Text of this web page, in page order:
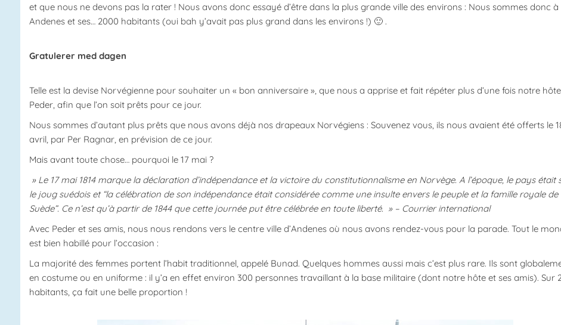
et que nous ne devons pas la rater ! Nous avons donc essayé d’être dans la plus grande ville des environs : Nous sommes donc à
Andenes et ses… 2000 habitants (oui bah y’avait pas plus grand dans les environs !) 🙂 .
Gratulerer med dagen
Telle est la devise Norvégienne pour souhaiter un « bon anniversaire », que nous a apprise et fait répéter plus d’une fois notre hôte,
Peder, afin que l’on soit prêts pour ce jour.
Nous sommes d’autant plus prêts que nous avons déjà nos drapeaux Norvégiens : Souvenez vous, ils nous avaient été offerts le
avril, par Per Ragnar, en prévision de ce jour.
Mais avant toute chose… pourquoi le 17 mai ?
» Le 17 mai 1814 marque la déclaration d’indépendance et la victoire du constitutionnalisme en Norvège. A l’époque, le pays était
le joug suédois et “la célébration de son indépendance était considérée comme une insulte envers le peuple et la famille royale de
Suède”. Ce n’est qu’à partir de 1844 que cette journée put être célébrée en toute liberté. » – Courrier international
Avec Peder et ses amis, nous nous rendons vers le centre ville d’Andenes où nous avons rendez-vous pour la parade. Tout le
est bien habillé pour l’occasion :
La majorité des femmes portent l’habit traditionnel, appelé Bunad. Quelques hommes aussi mais c’est plus rare. Ils sont
en costume ou en uniforme : il y’a en effet environ 300 personnes travaillant à la base militaire (dont notre hôte et ses amis). Sur
habitants, ça fait une belle proportion !